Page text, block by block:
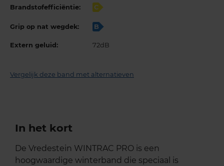
Brandstofefficiëntie: C
Grip op nat wegdek: B
Extern geluid: 72dB
Vergelijk deze band met alternatieven
In het kort
De Vredestein WINTRAC PRO is een
hoogwaardige winterband die speciaal is